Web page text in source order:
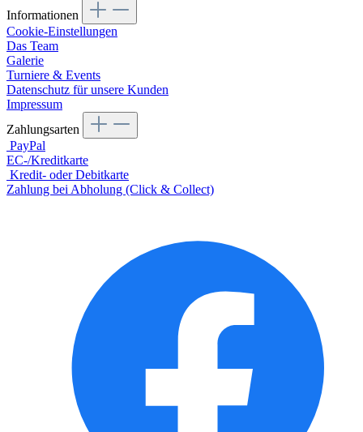
Informationen
Cookie-Einstellungen
Das Team
Galerie
Turniere & Events
Datenschutz für unsere Kunden
Impressum
Zahlungsarten
PayPal
EC-/Kreditkarte
Kredit- oder Debitkarte
Zahlung bei Abholung (Click & Collect)